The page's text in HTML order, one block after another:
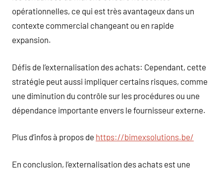
opérationnelles, ce qui est très avantageux dans un
contexte commercial changeant ou en rapide
expansion.
Défis de l’externalisation des achats: Cependant, cette
stratégie peut aussi impliquer certains risques, comme
une diminution du contrôle sur les procédures ou une
dépendance importante envers le fournisseur externe.
Plus d’infos à propos de https://bimexsolutions.be/
En conclusion, l’externalisation des achats est une